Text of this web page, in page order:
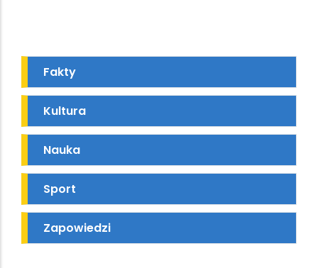
Fakty
Kultura
Nauka
Sport
Zapowiedzi